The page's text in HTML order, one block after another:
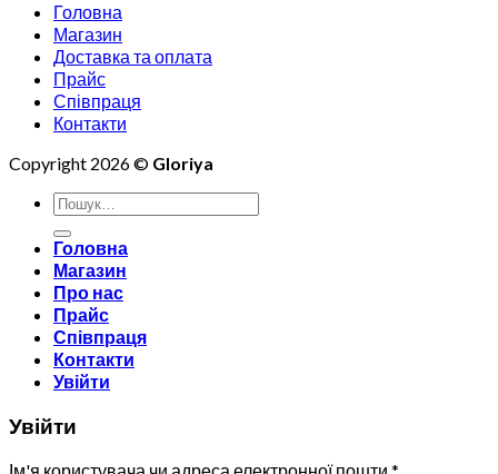
Головна
Магазин
Доставка та оплата
Прайс
Співпраця
Контакти
Copyright 2026 © Gloriya
Шукати:
Головна
Магазин
Про нас
Прайс
Співпраця
Контакти
Увійти
Увійти